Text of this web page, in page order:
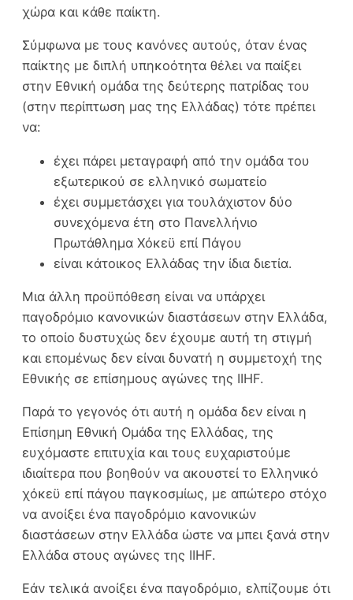
χώρα και κάθε παίκτη.
Σύμφωνα με τους κανόνες αυτούς, όταν ένας
παίκτης με διπλή υπηκοότητα θέλει να παίξει
στην Εθνική ομάδα της δεύτερης πατρίδας του
(στην περίπτωση μας της Ελλάδας) τότε πρέπει
να:
έχει πάρει μεταγραφή από την ομάδα του
εξωτερικού σε ελληνικό σωματείο
έχει συμμετάσχει για τουλάχιστον δύο
συνεχόμενα έτη στο Πανελλήνιο
Πρωτάθλημα Χόκεϋ επί Πάγου
είναι κάτοικος Ελλάδας την ίδια διετία.
Μια άλλη προϋπόθεση είναι να υπάρχει
παγοδρόμιο κανονικών διαστάσεων στην Ελλάδα,
το οποίο δυστυχώς δεν έχουμε αυτή τη στιγμή
και επομένως δεν είναι δυνατή η συμμετοχή της
Εθνικής σε επίσημους αγώνες της IIHF.
Παρά το γεγονός ότι αυτή η ομάδα δεν είναι η
Επίσημη Εθνική Ομάδα της Ελλάδας, της
ευχόμαστε επιτυχία και τους ευχαριστούμε
ιδιαίτερα που βοηθούν να ακουστεί το Ελληνικό
χόκεϋ επί πάγου παγκοσμίως, με απώτερο στόχο
να ανοίξει ένα παγοδρόμιο κανονικών
διαστάσεων στην Ελλάδα ώστε να μπει ξανά στην
Ελλάδα στους αγώνες της IIHF.
Εάν τελικά ανοίξει ένα παγοδρόμιο, ελπίζουμε ότι